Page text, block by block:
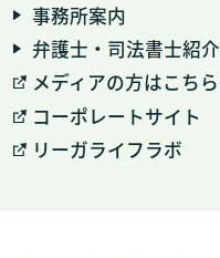
事務所案内
弁護士・司法書士紹介
メディアの方はこちら
コーポレートサイト
リーガライフラボ